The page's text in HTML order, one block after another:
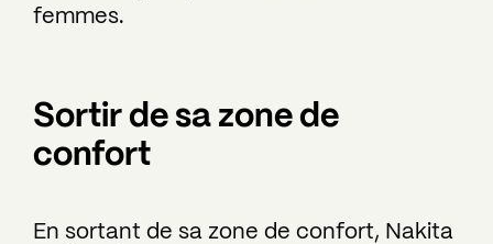
femmes.
Sortir de sa zone de
confort
En sortant de sa zone de confort, Nakita